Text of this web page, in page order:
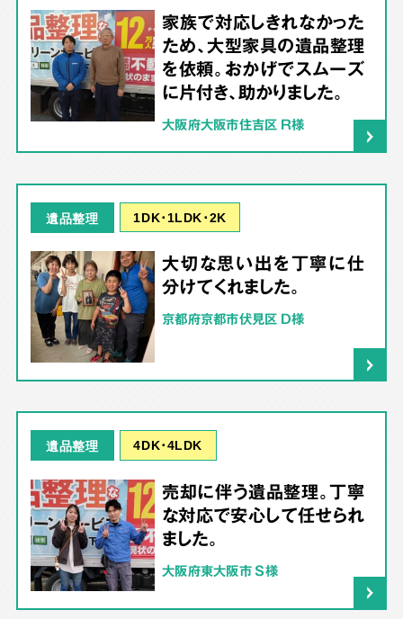
家族で対応しきれなかった
ため、大型家具の遺品整理
を依頼。おかげでスムーズ
に片付き、助かりました。
大阪府大阪市住吉区 R様
遺品整理 1DK･1LDK･2K
大切な思い出を丁寧に仕
分けてくれました。
京都府京都市伏見区 D様
遺品整理 4DK･4LDK
売却に伴う遺品整理。丁寧
な対応で安心して任せられ
ました。
大阪府東大阪市 S様